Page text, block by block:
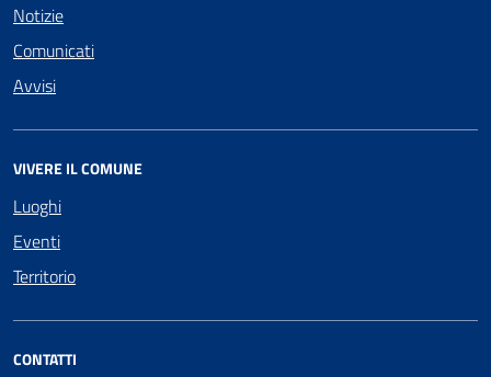
Notizie
Comunicati
Avvisi
VIVERE IL COMUNE
Luoghi
Eventi
Territorio
CONTATTI